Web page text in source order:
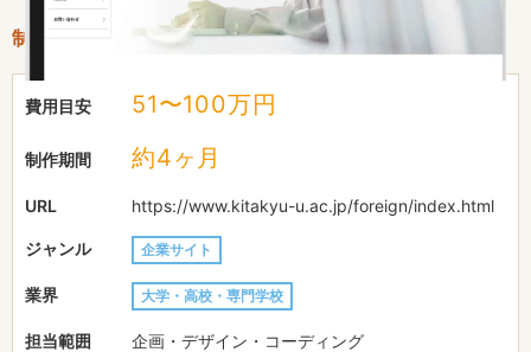
制作情報
費用目安 51〜100万円
制作期間 約4ヶ月
URL https://www.kitakyu-u.ac.jp/foreign/index.html
ジャンル 企業サイト
業界 大学・高校・専門学校
担当範囲 企画・デザイン・コーディング